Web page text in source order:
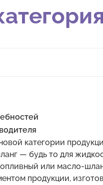
категории
— будь то для
или масло-
продукции,